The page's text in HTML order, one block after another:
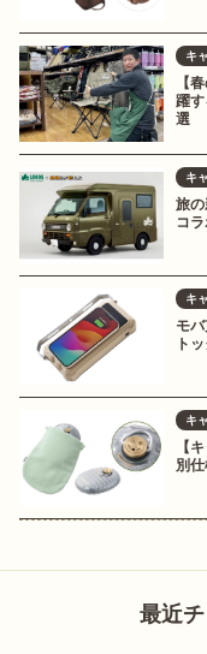
キ
【
躍
選
キ
旅
コ
キ
モ
ト
キ
【
別仕
最近